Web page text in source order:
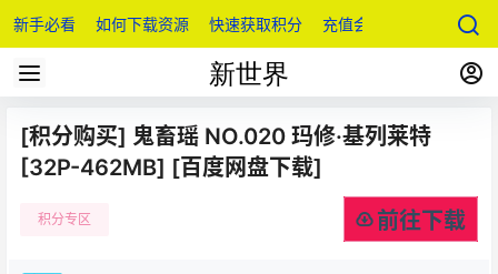
新手必看 如何下载资源 快速获取积分 充值会员
[积分购买] 鬼畜瑶 NO.020 玛修·基列莱特
[32P-462MB] [百度网盘下载]
积分专区 前往下载